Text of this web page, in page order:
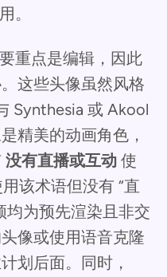
。
重点是编辑，因此
这些头像虽然风格
Synthesia 或 Akool
精美的动画角色，
没有直播或互动 使
该术语但没有 “直
均为预先渲染且非交
像或使用语音克隆
划后面。同时，